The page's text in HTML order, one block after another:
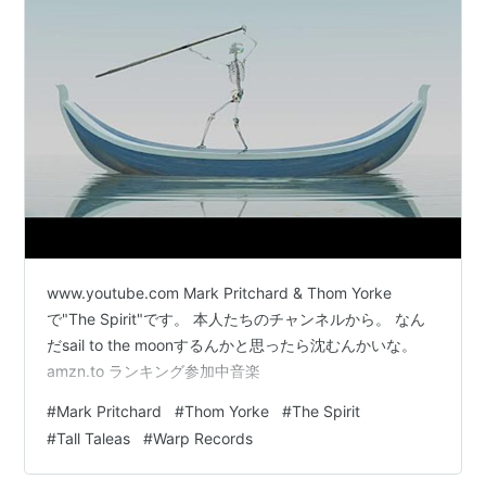
www.youtube.com Mark Pritchard & Thom Yorke
で"The Spirit"です。 本人たちのチャンネルから。 なん
だsail to the moonするんかと思ったら沈むんかいな。
amzn.to ランキング参加中音楽
#Mark Pritchard #Thom Yorke #The Spirit
#Tall Taleas #Warp Records